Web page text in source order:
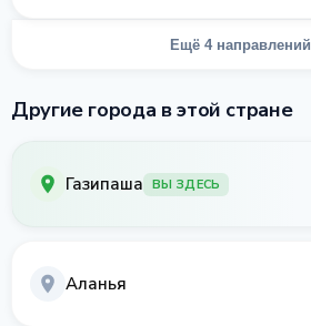
Ещё 4 направлений
Другие города в этой стране
Газипаша ВЫ ЗДЕСЬ
Аланья